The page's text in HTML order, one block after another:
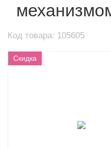
Код товара: 105605
Скидка